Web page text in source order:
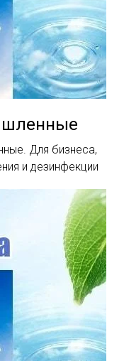
Для бизнеса,
и дезинфекции